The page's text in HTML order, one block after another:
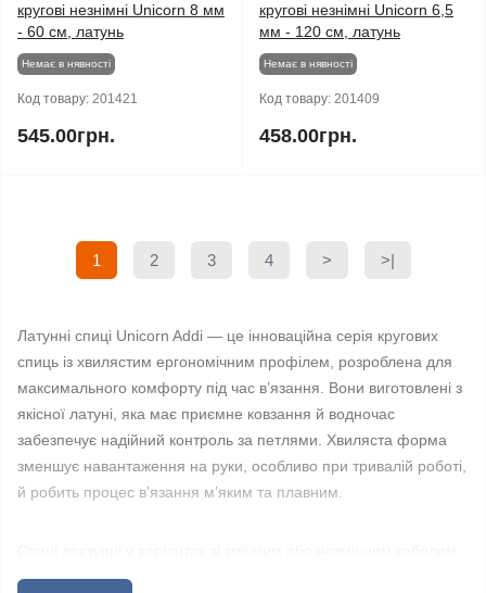
кругові незнімні Unicorn 8 мм
- 60 см, латунь
Немає в нявності
Код товару: 201421
545.00грн.
кругові незнімні Unicorn 6,5
мм - 120 см, латунь
Немає в нявності
Код товару: 201409
458.00грн.
1 2 3 4 > >|
Латунні спиці Unicorn Addi — це інноваційна серія кругових
спиць із хвилястим ергономічним профілем, розроблена для
максимального комфорту під час в’язання. Вони виготовлені з
якісної латуні, яка має приємне ковзання й водночас
забезпечує надійний контроль за петлями. Хвиляста форма
зменшує навантаження на руки, особливо при тривалій роботі,
й робить процес в’язання м’яким та плавним.
що дозволяє підібрати оптимальне рішення залежно від типу